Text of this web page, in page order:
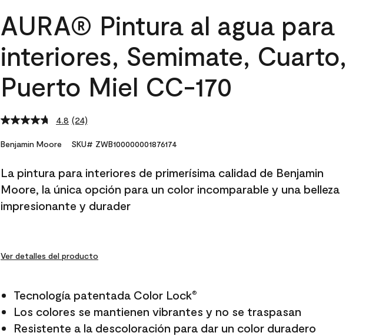
AURA® Pintura al agua para
interiores, Semimate, Cuarto,
Puerto Miel CC-170
4.8 Read
Reviews.
link.
(24)
Benjamin Moore SKU# ZWB100000001876174
La pintura para interiores de primerísima calidad de Benjamin
Moore, la única opción para un color incomparable y una belleza
impresionante y durader
Ver detalles del producto
Tecnología patentada Color Lock®
Los colores se mantienen vibrantes y no se traspasan
Resistente a la descoloración para dar un color duradero